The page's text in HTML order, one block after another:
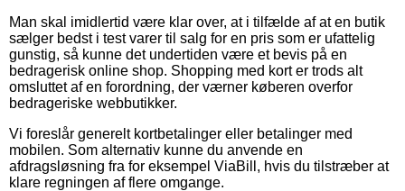
Man skal imidlertid være klar over, at i tilfælde af at en butik
sælger bedst i test varer til salg for en pris som er ufattelig
gunstig, så kunne det undertiden være et bevis på en
bedragerisk online shop. Shopping med kort er trods alt
omsluttet af en forordning, der værner køberen overfor
bedrageriske webbutikker.
Vi foreslår generelt kortbetalinger eller betalinger med
mobilen. Som alternativ kunne du anvende en
afdragsløsning fra for eksempel ViaBill, hvis du tilstræber at
klare regningen af flere omgange.